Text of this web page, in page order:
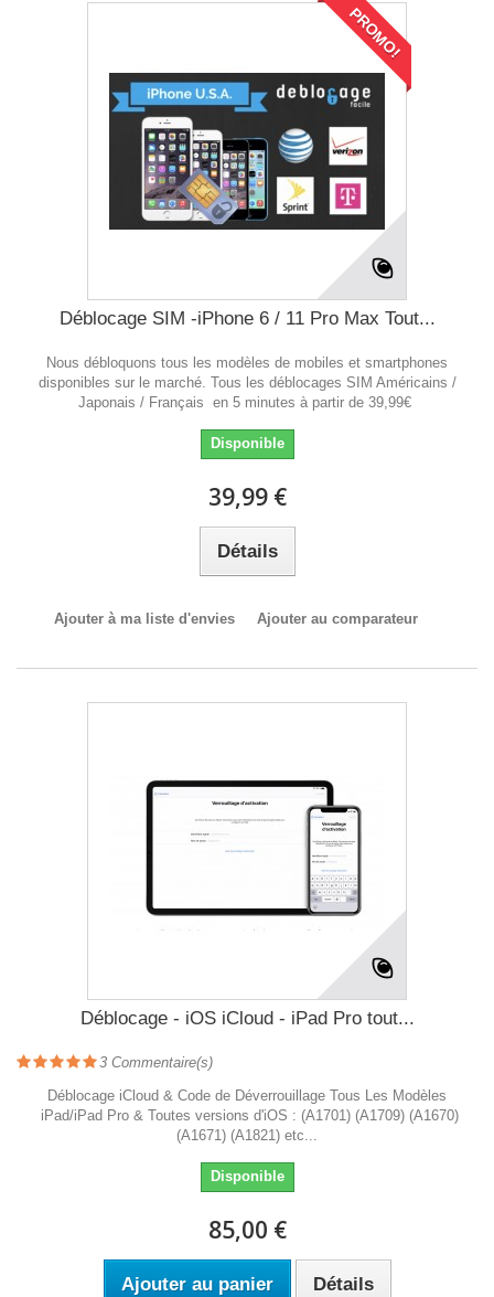
PROMO!
Déblocage SIM -iPhone 6 / 11 Pro Max Tout...
Nous débloquons tous les modèles de mobiles et smartphones
disponibles sur le marché. Tous les déblocages SIM Américains /
Japonais / Français en 5 minutes à partir de 39,99€
Disponible
39,99 €
Détails
Ajouter à ma liste d'envies Ajouter au comparateur
Déblocage - iOS iCloud - iPad Pro tout...
3 Commentaire(s)
Déblocage iCloud & Code de Déverrouillage Tous Les Modèles
iPad/iPad Pro & Toutes versions d'iOS : (A1701) (A1709) (A1670)
(A1671) (A1821) etc...
Disponible
85,00 €
Ajouter au panier Détails